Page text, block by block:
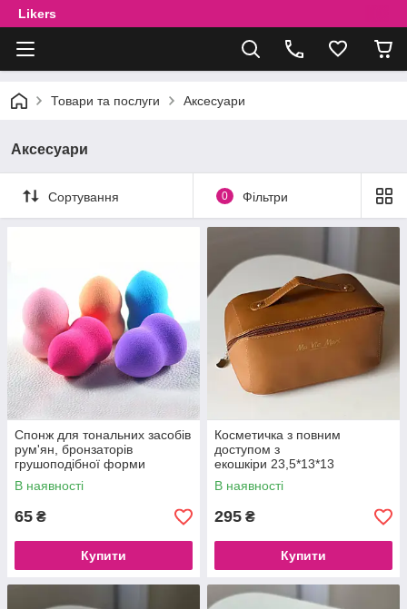
Likers
Товари та послуги Аксесуари
Аксесуари
Сортування 0 Фільтри
Спонж для тональних засобів
рум'ян, бронзаторів
грушоподібної форми
В наявності
65 ₴
Купити
Косметичка з повним
доступом з
екошкіри 23,5*13*13
см Коричнева
В наявності
295 ₴
Купити